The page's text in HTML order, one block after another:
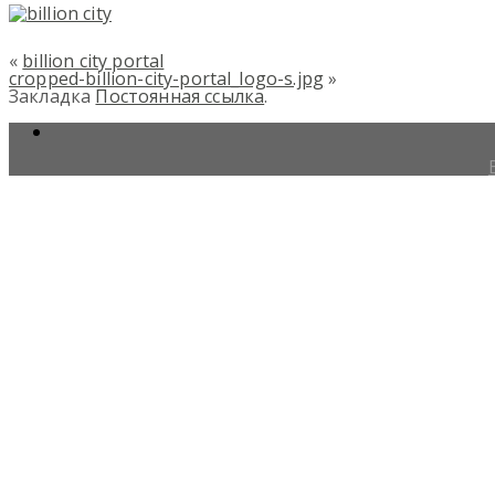
« billion city portal
cropped-billion-city-portal_logo-s.jpg»
Закладка Постоянная ссылка.